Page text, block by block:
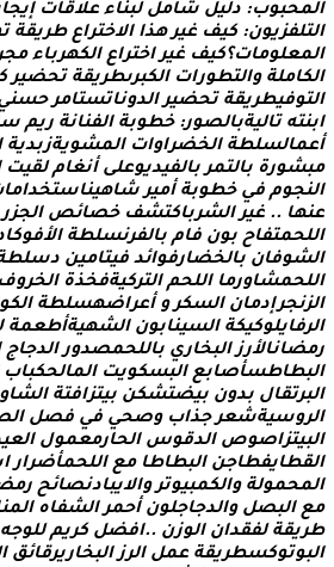
حبوب: دليل شا مل لبنا ء عل قات إيج ابية
فزيون: كيف غير هذا الختراع طريقة توا
علومات؟كيف غير اختراع الكهرباء مجرى ا
املة والت طورات الك برىطريقة تحضير كيكة
وفيطريقة تحضير الدوناتستامر حسني ي
ه تالي ةبالصور: خط وبة الفنانة ريم سامي
السلطة الخ ضراوات الم شويةزبدية الج
ورة بالت مر بالفيديوعلى أنغ ام لقيت الط
جوم في خط وبة أمي ر شاهيناستخدامات ال
ا .
. غ ير الشرباكتشف خصائص الج زر الم
حمتفاح بون فام بالفرنسلطة الفوكادو م
وفان بالخضارفوائد فيت امين دس لطة ال
حمشاورما اللحم التركيةفخذة الخ روف الم
جرإدمان السكر و أعر اضهسلطة الكول
فايلوكيكة السينابون الشهيةأطعمة ل غ
انالرز البخاري بالل حمصدور الدجاج الم
طاطسأصابع البسكويت الم الحكباب الم
تقال بدو ن بيضتشكن بيتز افتة الشاورما
وسيةشعر جذاب وص حي في فصل الصيف
تزاصوص الدقوس الح ارمعمول الع يد با
طايفطاجن البطاطا مع اللحمأضرار است
حمولة والكمبيوتر واليبادنصائح رمضاني
البصل والدجاجلون أحمر الشفاه الم ناس
يقة لفق دان الوزن .
.اف ضل كري م للوجه بم
وتوكسطريقة عم ل الرز البخاريرقائق البط